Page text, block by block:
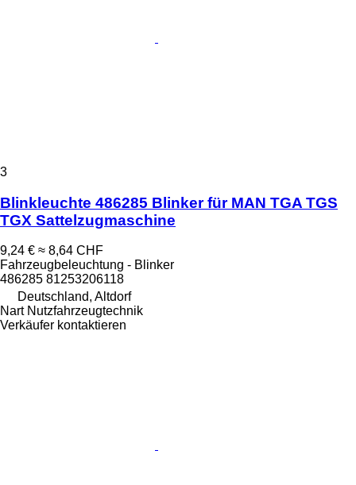
3
Blinkleuchte 486285 Blinker für MAN TGA TGS
TGX Sattelzugmaschine
9,24 € ≈ 8,64 CHF
Fahrzeugbeleuchtung - Blinker
486285 81253206118
Deutschland, Altdorf
Nart Nutzfahrzeugtechnik
Verkäufer kontaktieren